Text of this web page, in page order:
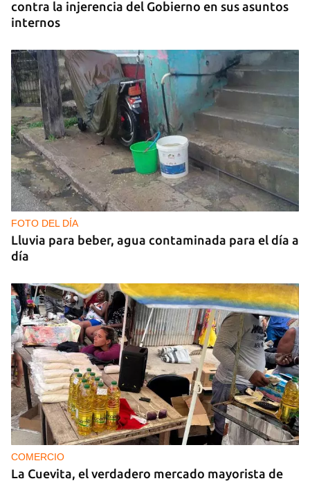
contra la injerencia del Gobierno en sus asuntos
internos
FOTO DEL DÍA
Lluvia para beber, agua contaminada para el día a
día
COMERCIO
La Cuevita, el verdadero mercado mayorista de